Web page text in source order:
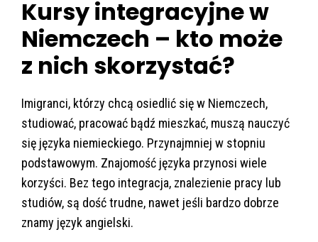
Kursy integracyjne w
Niemczech – kto może
z nich skorzystać?
Imigranci, którzy chcą osiedlić się w Niemczech,
studiować, pracować bądź mieszkać, muszą nauczyć
się języka niemieckiego. Przynajmniej w stopniu
podstawowym. Znajomość języka przynosi wiele
korzyści. Bez tego integracja, znalezienie pracy lub
studiów, są dość trudne, nawet jeśli bardzo dobrze
znamy język angielski.